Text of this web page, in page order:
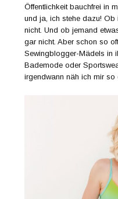
Öffentlichkeit bauchfrei in
und ja, ich stehe dazu!
nicht. Und ob jemand
gar nicht. Aber schon so
Sewingblogger-Mädels in
Bademode oder
irgendwann näh ich mir so